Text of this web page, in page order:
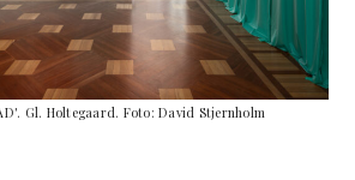
Gl. Holtegaard. Foto: David Stjernholm